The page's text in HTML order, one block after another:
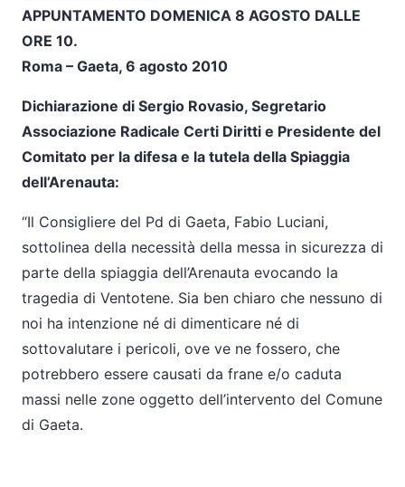
APPUNTAMENTO DOMENICA 8 AGOSTO DALLE
ORE 10.
Roma – Gaeta, 6 agosto 2010
Dichiarazione di Sergio Rovasio, Segretario
Associazione Radicale Certi Diritti e Presidente del
Comitato per la difesa e la tutela della Spiaggia
dell’Arenauta:
“Il Consigliere del Pd di Gaeta, Fabio Luciani,
sottolinea della necessità della messa in sicurezza di
parte della spiaggia dell’Arenauta evocando la
tragedia di Ventotene. Sia ben chiaro che nessuno di
noi ha intenzione né di dimenticare né di
sottovalutare i pericoli, ove ve ne fossero, che
potrebbero essere causati da frane e/o caduta
massi nelle zone oggetto dell’intervento del Comune
di Gaeta.